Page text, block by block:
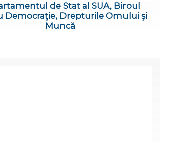
de Stat al SUA, Biroul
Democraţie, Drepturile Omului şi
Muncă